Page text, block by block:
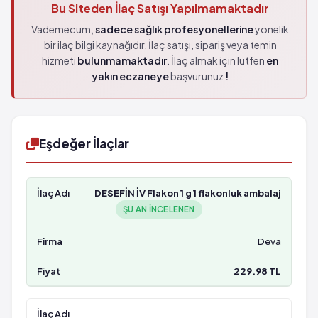
Bu Siteden İlaç Satışı Yapılmamaktadır
Vademecum, sadece sağlık profesyonellerineyönelik
bir ilaç bilgi kaynağıdır. İlaç satışı, sipariş veya temin
hizmeti bulunmamaktadır. İlaç almak için lütfen en
yakın eczaneyebaşvurunuz !
Eşdeğer İlaçlar
DESEFİN İV Flakon 1 g 1 flakonluk ambalaj
ŞU AN INCELENEN
Deva
229.98 TL